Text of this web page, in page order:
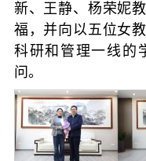
新、王静、杨荣妮
福，并向以五位女
科研和管理一线的
问。